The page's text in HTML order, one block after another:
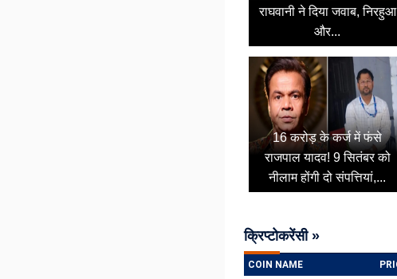
राघवानी ने दिया जवाब, निरहुआ
और...
16 करोड़ के कर्ज में फंसे
राजपाल यादव! 9 सितंबर को
नीलाम होंगी दो संपत्तियां,...
क्रिप्टोकरेंसी »